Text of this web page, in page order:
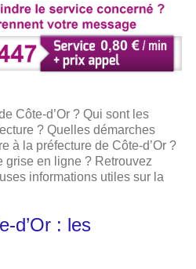
Côte-d’Or ? Qui sont les
? Quelles démarches
à la préfecture de Côte-d’Or ?
grise en ligne ? Retrouvez
informations utiles sur la
d’Or : les